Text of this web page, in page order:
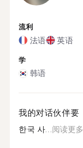
流利
法语 英语
学
韩语
我的对话伙伴要
한국 사...阅读更多